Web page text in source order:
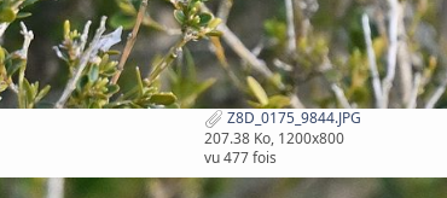
Z8D_0175_9844.JPG
207.38 Ko, 1200x800
vu 477 fois